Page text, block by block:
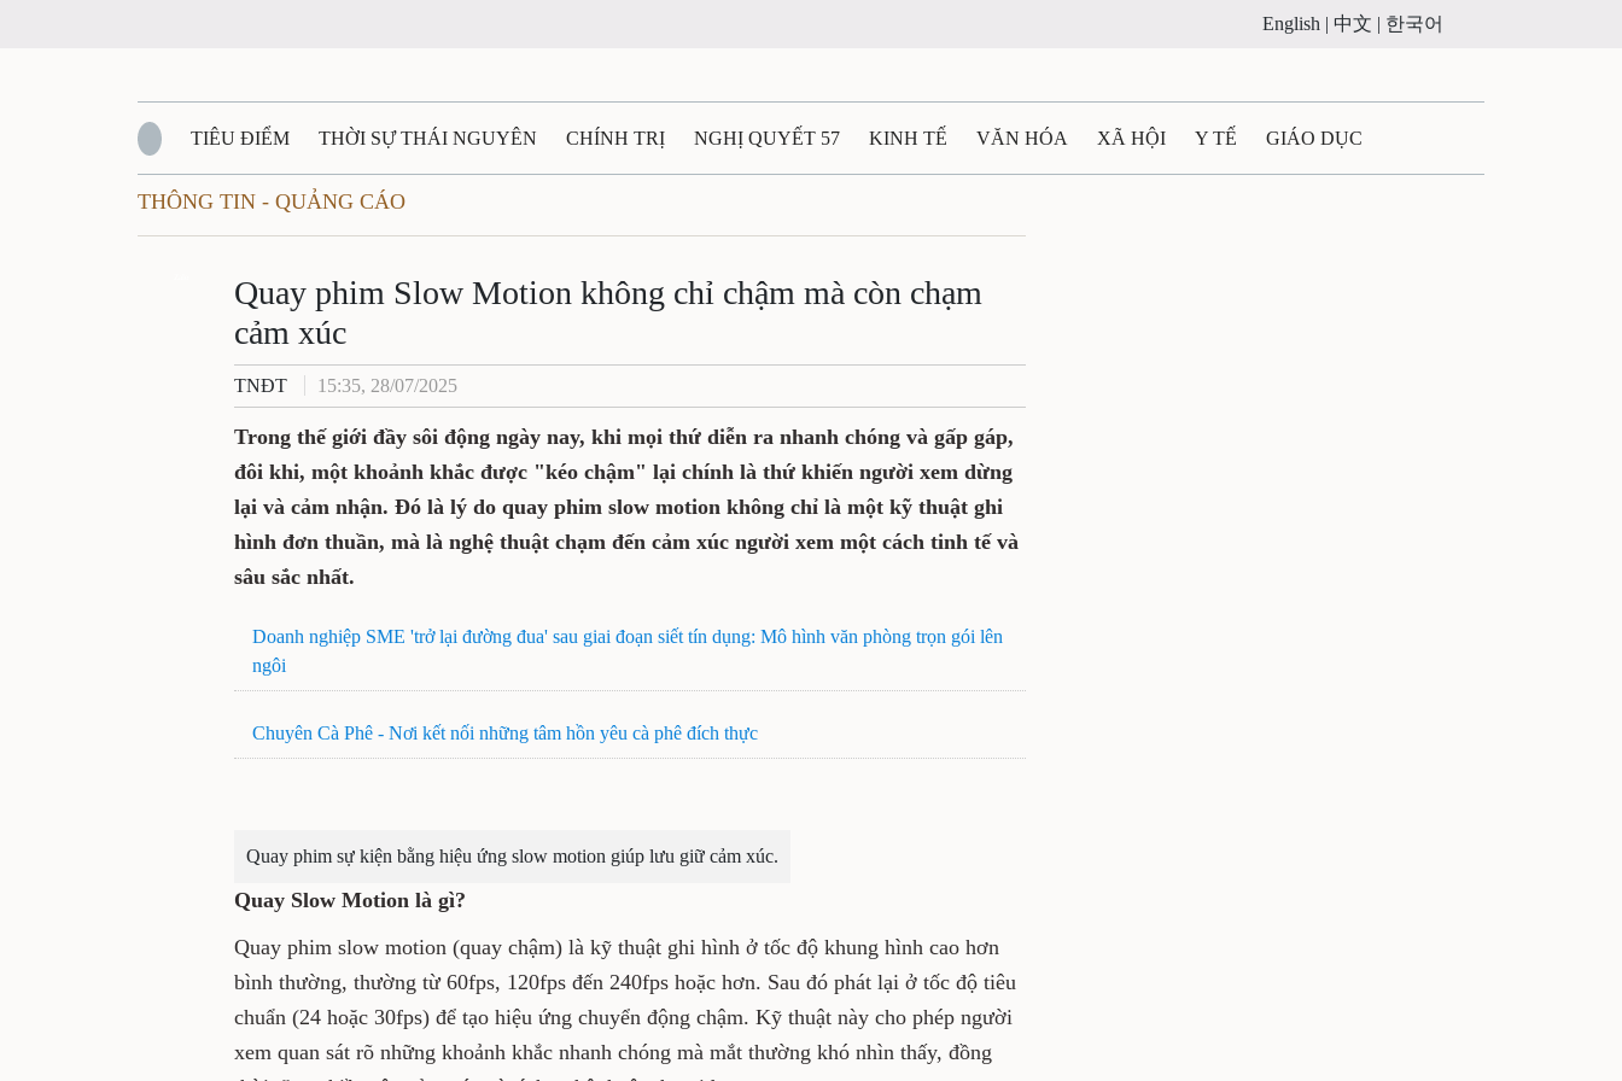
English | 中文 | 한국어
TIÊU ĐIỂM THỜI SỰ THÁI NGUYÊN CHÍNH TRỊ NGHỊ QUYẾT 57 KINH TẾ VĂN HÓA XÃ HỘI Y TẾ GIÁO DỤC
QUỐC PHÒNG - AN NINH
QUÊ HƯƠNG - ĐẤT NƯỚC QUỐC TẾ TÀI NGUYÊN - MÔI TRƯỜNG THỂ THAO
THÔNG TIN - QUẢNG CÁO
Quay phim Slow Motion không chỉ chậm mà còn chạm
cảm xúc
TNĐT 15:35, 28/07/2025
Trong thế giới đầy sôi động ngày nay, khi mọi thứ diễn ra nhanh chóng và gấp gáp,
đôi khi, một khoảnh khắc được "kéo chậm" lại chính là thứ khiến người xem dừng
lại và cảm nhận. Đó là lý do quay phim slow motion không chỉ là một kỹ thuật ghi
hình đơn thuần, mà là nghệ thuật chạm đến cảm xúc người xem một cách tinh tế và
sâu sắc nhất.
Doanh nghiệp SME 'trở lại đường đua' sau giai đoạn siết tín dụng: Mô hình văn phòng trọn gói lên
ngôi
Chuyên Cà Phê - Nơi kết nối những tâm hồn yêu cà phê đích thực
Quay phim sự kiện bằng hiệu ứng slow motion giúp lưu giữ cảm xúc.
Quay Slow Motion là gì?
Quay phim slow motion (quay chậm) là kỹ thuật ghi hình ở tốc độ khung hình cao hơn
bình thường, thường từ 60fps, 120fps đến 240fps hoặc hơn. Sau đó phát lại ở tốc độ tiêu
chuẩn (24 hoặc 30fps) để tạo hiệu ứng chuyển động chậm. Kỹ thuật này cho phép người
xem quan sát rõ những khoảnh khắc nhanh chóng mà mắt thường khó nhìn thấy, đồng